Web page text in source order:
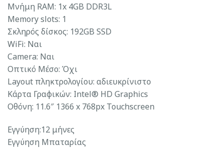
Μνήμη RAM: 1x 4GB DDR3L
Memory slots: 1
Σκληρός δίσκος: 192GB SSD
WiFi: Ναι
Camera: Ναι
Οπτικό Μέσο: Όχι
Layout πληκτρολογίου: αδιευκρίνιστo
Κάρτα Γραφικών: Intel® HD Graphics
Οθόνη: 11.6″ 1366 x 768px Touchscreen
Εγγύηση:12 μήνες
Εγγύηση Μπαταρίας